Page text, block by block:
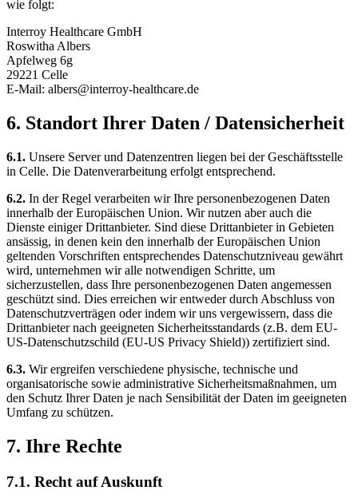
wie folgt:
Interroy Healthcare GmbH
Roswitha Albers
Apfelweg 6g
29221 Celle
E-Mail: albers@interroy-healthcare.de
6. Standort Ihrer Daten / Datensicherheit
6.1. Unsere Server und Datenzentren liegen bei der Geschäftsstelle
in Celle. Die Datenverarbeitung erfolgt entsprechend.
6.2. In der Regel verarbeiten wir Ihre personenbezogenen Daten
innerhalb der Europäischen Union. Wir nutzen aber auch die
Dienste einiger Drittanbieter. Sind diese Drittanbieter in Gebieten
ansässig, in denen kein den innerhalb der Europäischen Union
geltenden Vorschriften entsprechendes Datenschutzniveau gewährt
wird, unternehmen wir alle notwendigen Schritte, um
sicherzustellen, dass Ihre personenbezogenen Daten angemessen
geschützt sind. Dies erreichen wir entweder durch Abschluss von
Datenschutzverträgen oder indem wir uns vergewissern, dass die
Drittanbieter nach geeigneten Sicherheitsstandards (z.B. dem EU-
US-Datenschutzschild (EU-US Privacy Shield)) zertifiziert sind.
6.3. Wir ergreifen verschiedene physische, technische und
organisatorische sowie administrative Sicherheitsmaßnahmen, um
den Schutz Ihrer Daten je nach Sensibilität der Daten im geeigneten
Umfang zu schützen.
7. Ihre Rechte
7.1. Recht auf Auskunft